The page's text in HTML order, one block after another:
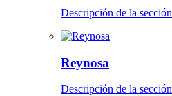
Descripción de la sección
Reynosa
Descripción de la sección